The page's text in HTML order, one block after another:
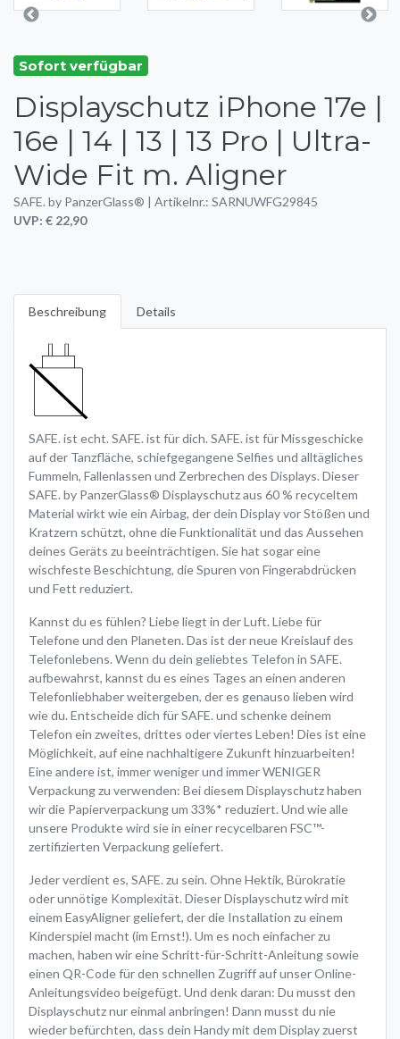
Sofort verfügbar
Displayschutz iPhone 17e |
16e | 14 | 13 | 13 Pro | Ultra-
Wide Fit m. Aligner
SAFE. by PanzerGlass® | Artikelnr.: SARNUWFG29845
UVP: € 22,90
Beschreibung Details
SAFE. ist echt. SAFE. ist für dich. SAFE. ist für Missgeschicke
auf der Tanzfläche, schiefgegangene Selfies und alltägliches
Fummeln, Fallenlassen und Zerbrechen des Displays. Dieser
SAFE. by PanzerGlass®️ Displayschutz aus 60 % recyceltem
Material wirkt wie ein Airbag, der dein Display vor Stößen und
Kratzern schützt, ohne die Funktionalität und das Aussehen
deines Geräts zu beeinträchtigen. Sie hat sogar eine
wischfeste Beschichtung, die Spuren von Fingerabdrücken
und Fett reduziert.
Kannst du es fühlen? Liebe liegt in der Luft. Liebe für
Telefone und den Planeten. Das ist der neue Kreislauf des
Telefonlebens. Wenn du dein geliebtes Telefon in SAFE.
aufbewahrst, kannst du es eines Tages an einen anderen
Telefonliebhaber weitergeben, der es genauso lieben wird
wie du. Entscheide dich für SAFE. und schenke deinem
Telefon ein zweites, drittes oder viertes Leben! Dies ist eine
Möglichkeit, auf eine nachhaltigere Zukunft hinzuarbeiten!
Eine andere ist, immer weniger und immer WENIGER
Verpackung zu verwenden: Bei diesem Displayschutz haben
wir die Papierverpackung um 33%* reduziert. Und wie alle
unsere Produkte wird sie in einer recycelbaren FSC™-
zertifizierten Verpackung geliefert.
Jeder verdient es, SAFE. zu sein. Ohne Hektik, Bürokratie
oder unnötige Komplexität. Dieser Displayschutz wird mit
einem EasyAligner geliefert, der die Installation zu einem
Kinderspiel macht (im Ernst!). Um es noch einfacher zu
machen, haben wir eine Schritt-für-Schritt-Anleitung sowie
einen QR-Code für den schnellen Zugriff auf unser Online-
Anleitungsvideo beigefügt. Und denk daran: Du musst den
Displayschutz nur einmal anbringen! Dann musst du nie
wieder befürchten, dass dein Handy mit dem Display zuerst